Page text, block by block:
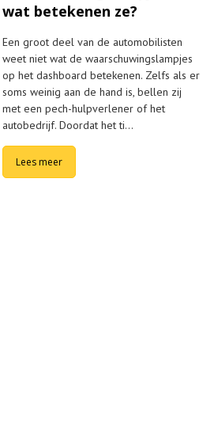
wat betekenen ze?
Een groot deel van de automobilisten
weet niet wat de waarschuwingslampjes
op het dashboard betekenen. Zelfs als er
soms weinig aan de hand is, bellen zij
met een pech-hulpverlener of het
autobedrijf. Doordat het ti…
Lees meer